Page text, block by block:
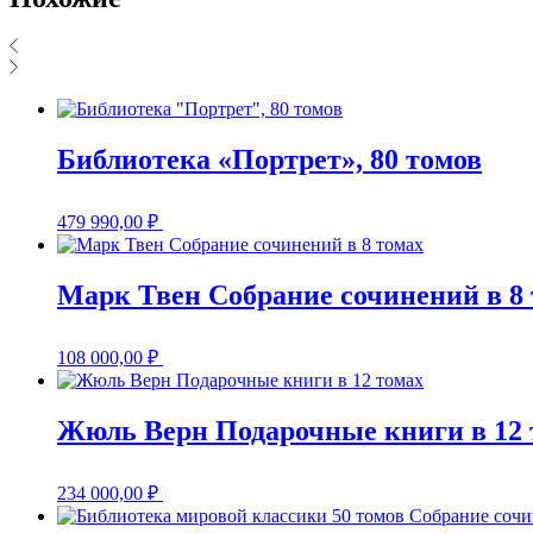
Библиотека «Портрет», 80 томов
479 990,00 ₽
Марк Твен Собрание сочинений в 8
108 000,00 ₽
Жюль Верн Подарочные книги в 12
234 000,00 ₽